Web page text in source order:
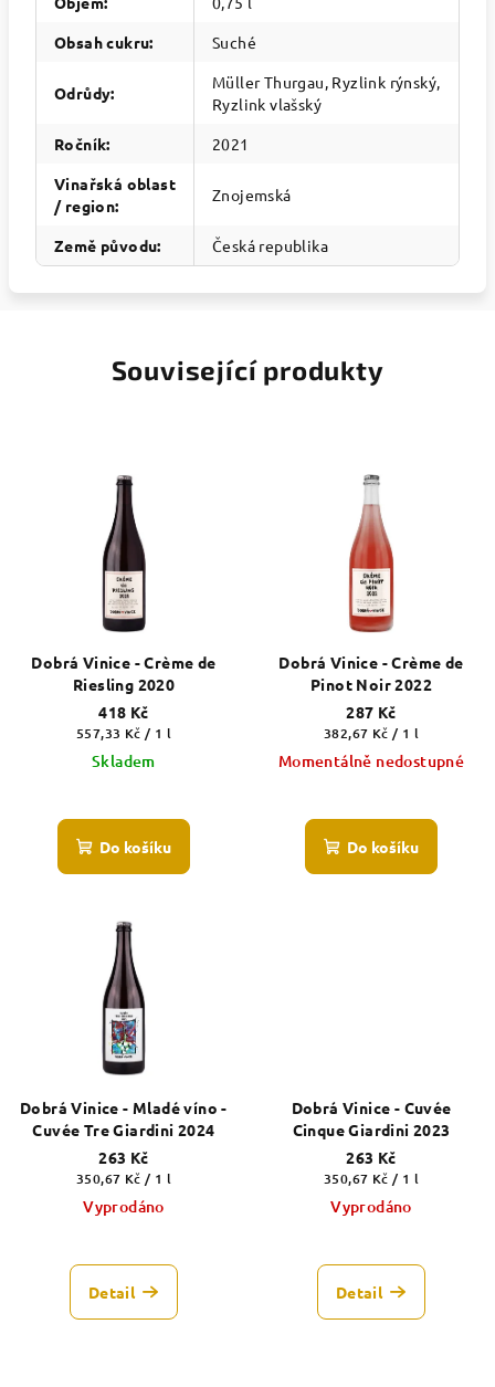
Obsah cukru: Suché
Odrůdy:
Müller Thurgau, Ryzlink rýnský,
Ryzlink vlašský
Ročník:
2021
Vinařská oblast
/ region:
Znojemská
Země původu: Česká republika
Související produkty
Dobrá Vinice - Crème de
Riesling 2020
418 Kč
Měrná
cena:
557,33 Kč / 1 l
Skladem
hodnocení
produktu
5
hvězdiček.
Do košíku
Dobrá Vinice - Crème de
Pinot Noir 2022
287 Kč
Měrná
cena:
382,67 Kč / 1 l
Momentálně nedostupné
hodnocení
produktu
Do košíku
Dobrá Vinice - Mladé víno -
Cuvée Tre Giardini 2024
263 Kč
Měrná
cena:
350,67 Kč / 1 l
Vyprodáno
Detail
Dobrá Vinice - Cuvée
Cinque Giardini 2023
263 Kč
Měrná
cena:
350,67 Kč / 1 l
Vyprodáno
Detail